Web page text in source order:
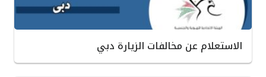
الاستعلام عن مخالفات الزيارة دبي